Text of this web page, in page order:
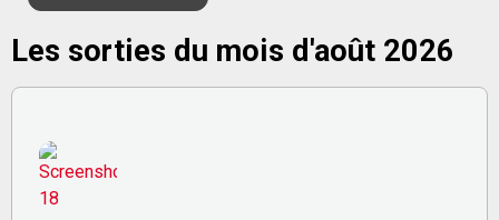
Les sorties du mois d'août 2026